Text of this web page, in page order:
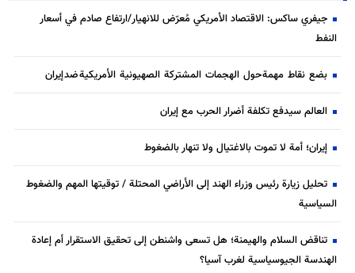
جيفري ساكس: الاقتصاد الأمريكي مُعرّض للانهيار/ارتفاع صادم في أسعار
النفط
بضع نقاط مهمة حول الهجمات المشتركة الصهيونية الأمريكية ضد إيران
العالم سيدفع تكلفة أضرار الحرب مع إيران
إيران؛ أمة لا تموت بالاغتيال ولا تنهار بالضغوط
تحليل زيارة رئيس وزراء الهند إلى الأراضي المحتلة / توقيتها المهم والضغوط
السياسية
تناقض السلام والهيمنة؛ هل تسعى واشنطن إلى تحقيق الاستقرار أم إعادة
الهندسة الجيوسياسية لغرب آسيا؟